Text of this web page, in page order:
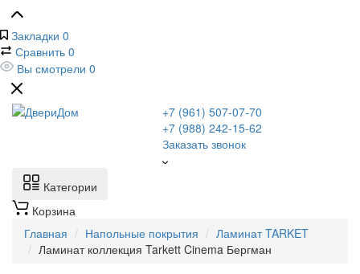
Закладки 0
Сравнить 0
Вы смотрели 0
+7 (961) 507-07-70
+7 (988) 242-15-62
Заказать звонок
Категории
Корзина
Главная
Напольные покрытия
Ламинат TARKET
Ламинат коллекция Tarkett Cinema Бергман